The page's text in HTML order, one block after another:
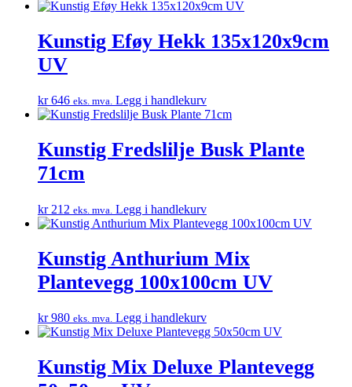
Kunstig Eføy Hekk 135x120x9cm
UV
kr646 eks. mva. Legg i handlekurv
Kunstig Fredslilje Busk Plante
71cm
kr212 eks. mva. Legg i handlekurv
Kunstig Anthurium Mix
Plantevegg 100x100cm UV
kr980 eks. mva. Legg i handlekurv
Kunstig Mix Deluxe Plantevegg